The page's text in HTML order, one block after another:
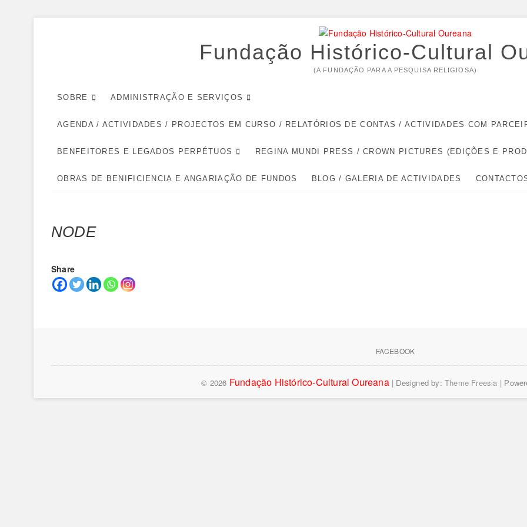
Fundação Histórico-Cultural
(A FUNDAÇÃO PARA A PESQUISA RELIGIOSA)
SOBRE ADMINISTRAÇÃO E SERVIÇOS
AGENDA / ACTIVIDADES / PROJECTOS EM CURSO / RELATÓRIOS DE CONTAS / ACTIVIDADES COM
BENFEITORES E LEGADOS PERPÉTUOS REGINA MUNDI PRESS / CROWN PICTURES (EDIÇÕES E
OBRAS DE BENIFICIENCIA E ANGARIAÇÃO DE FUNDOS BLOG / GALERIA DE ACTIVIDADES
NODE
Share
FACEBOOK
© 2026 Fundação Histórico-Cultural Oureana| Designed by:Theme Freesia |